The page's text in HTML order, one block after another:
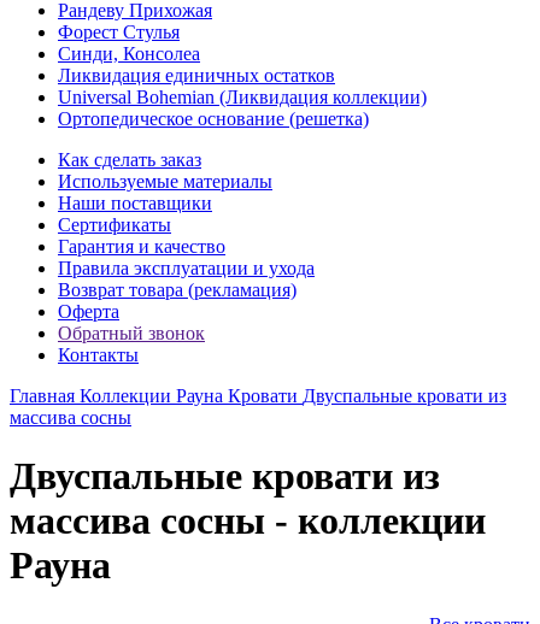
Рандеву Прихожая
Форест Стулья
Синди, Консолеа
Ликвидация единичных остатков
Universal Bohemian (Ликвидация коллекции)
Ортопедическое основание (решетка)
Как сделать заказ
Используемые материалы
Наши поставщики
Сертификаты
Гарантия и качество
Правила эксплуатации и ухода
Возврат товара (рекламация)
Оферта
Обратный звонок
Контакты
Главная Коллекции Рауна Кровати Двуспальные кровати из
массива сосны
Двуспальные кровати из
массива сосны - коллекции
Рауна